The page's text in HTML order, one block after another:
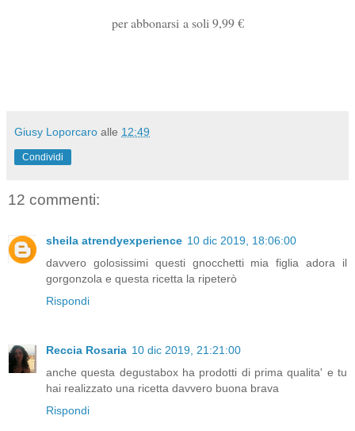
per abbonarsi a soli 9,99 €
Giusy Loporcaro alle 12:49
Condividi
12 commenti:
sheila atrendyexperience 10 dic 2019, 18:06:00
davvero golosissimi questi gnocchetti mia figlia adora il
gorgonzola e questa ricetta la ripeterò
Rispondi
Reccia Rosaria 10 dic 2019, 21:21:00
anche questa degustabox ha prodotti di prima qualita' e tu
hai realizzato una ricetta davvero buona brava
Rispondi